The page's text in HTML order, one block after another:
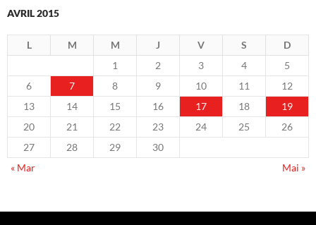
AVRIL 2015
L M M J V S
D
1
2 3 4
5
6
7 8 9 10 11
12
13
14 15 16 17 18
19
20
21 22 23 24 25
26
27
28 29
30
« Mar
Mai »